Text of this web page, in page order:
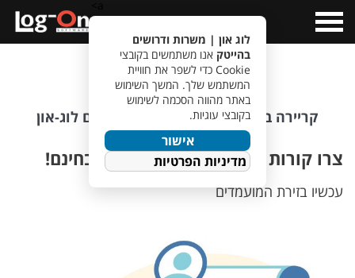
Menu
מגזר ביטחוני
קריירה בתעשייה הביטחונית עושים עם לוג-און
צרו קורות חיים במהירות, בקלות ובחינם!
עכשיו בזירת המועמדים
לוג און | משרות ודרושים
בהייטק אנו משתמשים בקובצי
Cookie כדי לשפר את חוויית
המשתמש שלך. המשך השימוש
באתר מהווה הסכמה לשימוש
בקובצי עוגיות.
אישור
מדיניות הפרטיות